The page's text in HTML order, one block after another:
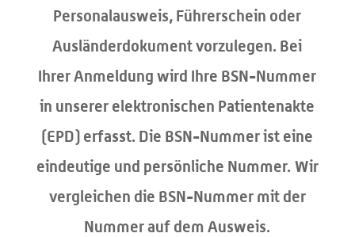
Personalausweis, Führerschein oder
Ausländerdokument vorzulegen. Bei
Ihrer Anmeldung wird Ihre BSN-Nummer
in unserer elektronischen Patientenakte
(EPD) erfasst. Die BSN-Nummer ist eine
eindeutige und persönliche Nummer. Wir
vergleichen die BSN-Nummer mit der
Nummer auf dem Ausweis.